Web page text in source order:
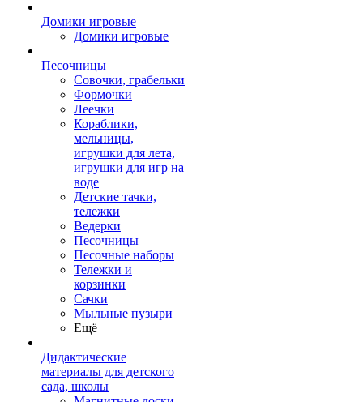
Домики игровые
Домики игровые
Песочницы
Совочки, грабельки
Формочки
Леечки
Кораблики,
мельницы,
игрушки для лета,
игрушки для игр на
воде
Детские тачки,
тележки
Ведерки
Песочницы
Песочные наборы
Тележки и
корзинки
Сачки
Мыльные пузыри
Ещё
Дидактические
материалы для детского
сада, школы